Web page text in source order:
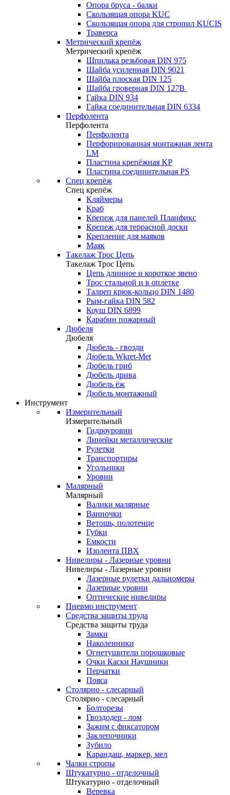
Опора бруса - балки
Скользящая опора KUC
Скользящая опора для стропил KUCIS
Траверса
Метрический крепёж
Метрический крепёж
Шпилька резьбовая DIN 975
Шайба усиленная DIN 9021
Шайба плоская DIN 125
Шайба гроверная DIN 127B
Гайка DIN 934
Гайка соединительная DIN 6334
Перфолента
Перфолента
Перфолента
Перфорированная монтажная лента
LM
Пластина крепёжная KP
Пластина соединительная PS
Спец крепёж
Спец крепёж
Кляймеры
Краб
Крепеж для панелей Планфикс
Крепеж для террасной доски
Крепление для маяков
Маяк
Такелаж Трос Цепь
Такелаж Трос Цепь
Цепь длинное и короткое звено
Трос стальной и в оплетке
Талреп крюк-кольцо DIN 1480
Рым-гайка DIN 582
Коуш DIN 6899
Карабин пожарный
Дюбеля
Дюбеля
Дюбель - гвозди
Дюбель Wkret-Met
Дюбель гриб
Дюбель дрива
Дюбель ёж
Дюбель монтажный
Инструмент
Измерительный
Измерительный
Гидроуровни
Линейки металлические
Рулетки
Транспортиры
Угольники
Уровни
Малярный
Малярный
Валики малярные
Ванночки
Ветошь, полотенце
Губки
Емкости
Изолента ПВХ
Нивелиры - Лазерные уровни
Нивелиры - Лазерные уровни
Лазерные рулетки дальномеры
Лазерные уровни
Оптические нивелиры
Пневмо инструмент
Средства защиты труда
Средства защиты труда
Замки
Наколенники
Огнетушители порошковые
Очки Каски Наушники
Перчатки
Пояса
Столярно - слесарный
Столярно - слесарный
Болторезы
Гвоздодер - лом
Зажим с фиксатором
Заклепочники
Зубило
Карандаш, маркер, мел
Чалки стропы
Штукатурно - отделочный
Штукатурно - отделочный
Веревка